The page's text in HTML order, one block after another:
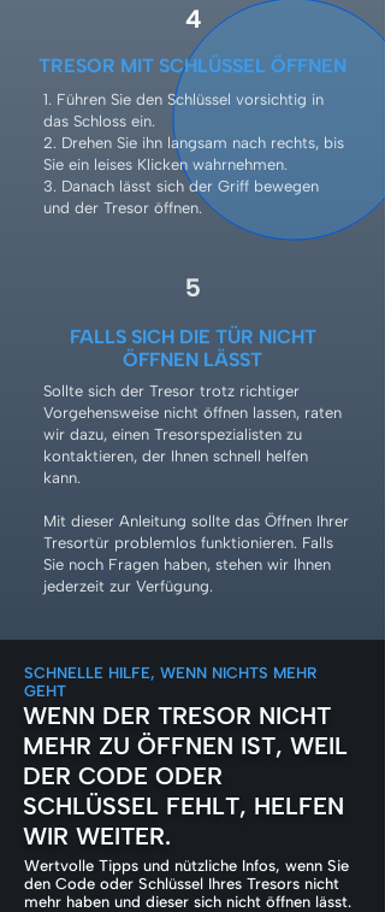
4
TRESOR MIT SCHLÜSSEL ÖFFNEN
1. Führen Sie den Schlüssel vorsichtig in
das Schloss ein.
2. Drehen Sie ihn langsam nach rechts, bis
Sie ein leises Klicken wahrnehmen.
3. Danach lässt sich der Griff bewegen
und der Tresor öffnen.
5
FALLS SICH DIE TÜR NICHT
ÖFFNEN LÄSST
Sollte sich der Tresor trotz richtiger
Vorgehensweise nicht öffnen lassen, raten
wir dazu, einen Tresorspezialisten zu
kontaktieren, der Ihnen schnell helfen
kann.
Mit dieser Anleitung sollte das Öffnen Ihrer
Tresortür problemlos funktionieren. Falls
Sie noch Fragen haben, stehen wir Ihnen
jederzeit zur Verfügung.
SCHNELLE HILFE, WENN NICHTS MEHR
GEHT
WENN DER TRESOR NICHT
MEHR ZU ÖFFNEN IST, WEIL
DER CODE ODER
SCHLÜSSEL FEHLT, HELFEN
WIR WEITER.
Wertvolle Tipps und nützliche Infos, wenn Sie
den Code oder Schlüssel Ihres Tresors nicht
mehr haben und dieser sich nicht öffnen lässt.